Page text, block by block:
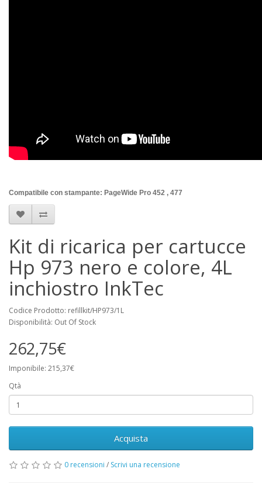
Compatibile con stampante: PageWide Pro 452 , 477
Kit di ricarica per cartucce
Hp 973 nero e colore, 4L
inchiostro InkTec
Codice Prodotto: refillkit/HP973/1L
Disponibilità: Out Of Stock
262,75€
Imponibile: 215,37€
Qtà
Acquista
0 recensioni / Scrivi una recensione